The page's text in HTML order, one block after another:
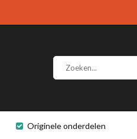
Originele onderdelen